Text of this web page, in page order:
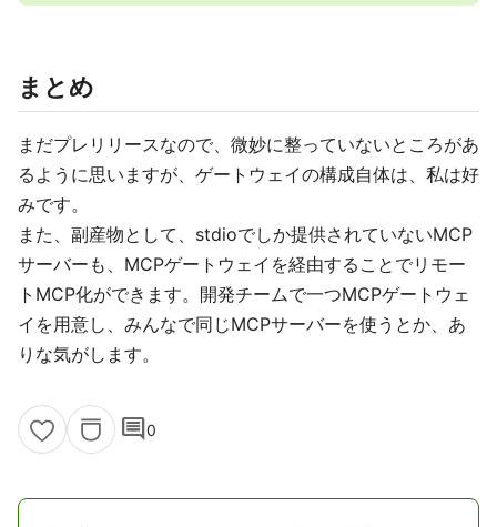
まとめ
まだプレリリースなので、微妙に整っていないところがあ
るように思いますが、ゲートウェイの構成自体は、私は好
みです。
また、副産物として、stdioでしか提供されていないMCP
サーバーも、MCPゲートウェイを経由することでリモー
トMCP化ができます。開発チームで一つMCPゲートウェ
イを用意し、みんなで同じMCPサーバーを使うとか、あ
りな気がします。
comment0